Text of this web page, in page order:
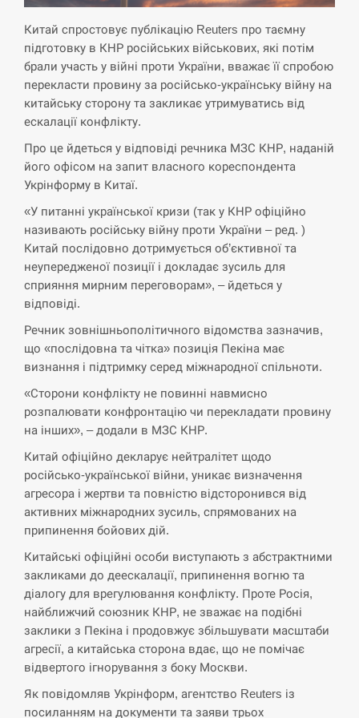
СЕРПЕНЬ
Экс-послу в США Стефанишиной вручили новое
подозрение и избирают меру…
СЕРПЕНЬ
14:40
У Росії розгортається ракетний підрозділ КНДР –
Reuters
СЕРПЕНЬ
Поставки ракет для ПВО сократились втрое,
хотя у партнеров они…
СЕРПЕНЬ
14:10
У Румунії затоплять чотири баржі для
збільшення потоку води до…
СЕРПЕНЬ
В Москве пожаловались на “кратный рост” атак
СЕРПЕНЬ
13:40
Біля українського літака в аеропорту Лейпцига
виявили дрон, ймовірно, з…
СЕРПЕНЬ
“Они должны быть уничтожены”: в МИДе
ответили, как отреагируют на…
СЕРПЕНЬ
13:10
Тайвань проводить найбільші військові
Китай спростовує публікацію Reuters про таємну
підготовку в КНР російських військових, які потім
брали участь у війні проти України, вважає її спробою
перекласти провину за російсько-українську війну на
китайську сторону та закликає утримуватись від
ескалації конфлікту.
Про це йдеться у відповіді речника МЗС КНР, наданій
його офісом на запит власного кореспондента
Укрінформу в Китаї.
«У питанні української кризи (так у КНР офіційно
називають російську війну проти України – ред. )
Китай послідовно дотримується об’єктивної та
неупередженої позиції і докладає зусиль для
сприяння мирним переговорам», – йдеться у
відповіді.
Речник зовнішньополітичного відомства зазначив,
що «послідовна та чітка» позиція Пекіна має
визнання і підтримку серед міжнародної спільноти.
«Сторони конфлікту не повинні навмисно
розпалювати конфронтацію чи перекладати провину
на інших», – додали в МЗС КНР.
Китай офіційно декларує нейтралітет щодо
російсько-української війни, уникає визначення
агресора і жертви та повністю відсторонився від
активних міжнародних зусиль, спрямованих на
припинення бойових дій.
Китайські офіційні особи виступають з абстрактними
закликами до деескалації, припинення вогню та
діалогу для врегулювання конфлікту. Проте Росія,
найближчий союзник КНР, не зважає на подібні
заклики з Пекіна і продовжує збільшувати масштаби
агресії, а китайська сторона вдає, що не помічає
відвертого ігнорування з боку Москви.
Як повідомляв Укрінформ, агентство Reuters із
посиланням на документи та заяви трьох